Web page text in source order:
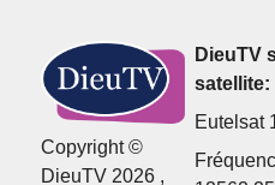
Copyright ©
DieuTV 2026 ,
DieuTV
satellite:
Eutelsat